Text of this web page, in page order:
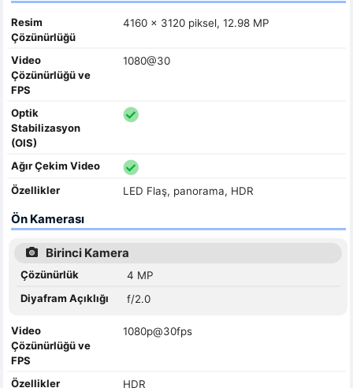
Resim
Çözünürlüğü
4160 x 3120 piksel, 12.98 MP
Video
Çözünürlüğü ve
FPS
1080@30
Optik
Stabilizasyon
(OIS)
Ağır Çekim Video
Özellikler
LED Flaş, panorama, HDR
Ön Kamerası
Birinci Kamera
Çözünürlük
4 MP
Diyafram Açıklığı
f/2.0
Video
Çözünürlüğü ve
FPS
1080p@30fps
Özellikler HDR